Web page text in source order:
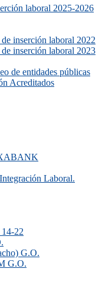
laboral 2025-2026
inserción laboral 2022
inserción laboral 2023
de entidades públicas
Acreditados
Laboral.
22
G.O.
G.O.